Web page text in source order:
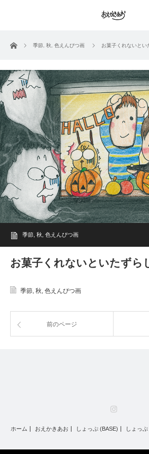
ホーム 季節 秋 色えんぴつ画 お菓子くれないとい
季節 秋 色えんぴつ画
お菓子くれないといたずら
季節, 秋, 色えんぴつ画
前のページ
ホーム おえかきあお しょっぷ (BASE) しょっ